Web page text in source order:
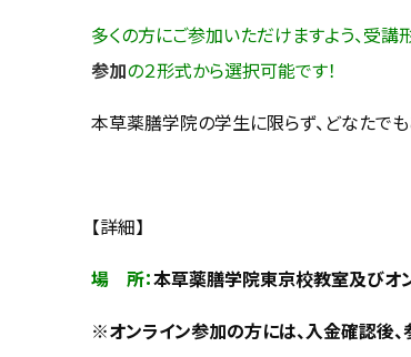
多くの方にご参加いただけますよう、受講
参加の２形式から選択可能です！
本草薬膳学院の学生に限らず、どなたでも
【詳細】
場 所：本草薬膳学院東京校教室及びオ
※オンライン参加の方には、入金確認後、